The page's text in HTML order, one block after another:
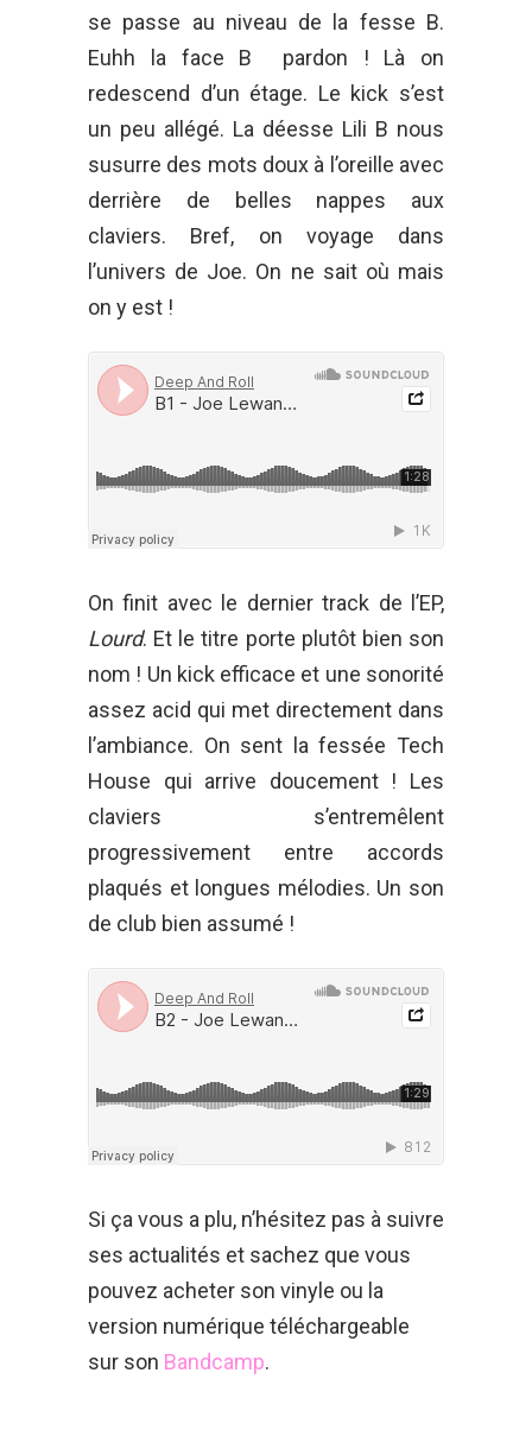
se passe au niveau de la fesse B.
Euhh la face B pardon ! Là on
redescend d’un étage. Le kick s’est
un peu allégé. La déesse Lili B nous
susurre des mots doux à l’oreille avec
derrière de belles nappes aux
claviers. Bref, on voyage dans
l’univers de Joe. On ne sait où mais
on y est !
On finit avec le dernier track de l’EP,
Lourd. Et le titre porte plutôt bien son
nom ! Un kick efficace et une sonorité
assez acid qui met directement dans
l’ambiance. On sent la fessée Tech
House qui arrive doucement ! Les
claviers s’entremêlent
progressivement entre accords
plaqués et longues mélodies. Un son
de club bien assumé !
Si ça vous a plu, n’hésitez pas à suivre
ses actualités et sachez que vous
pouvez acheter son vinyle ou la
version numérique téléchargeable
sur son Bandcamp.